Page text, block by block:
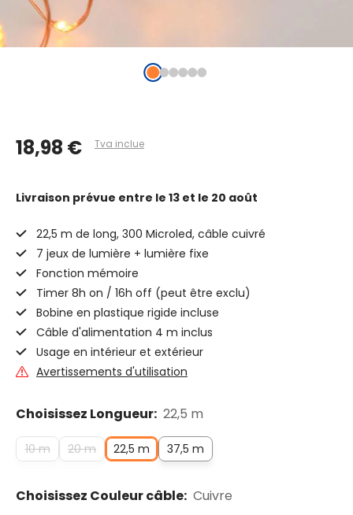
18,98 € Tva inclue
Livraison prévue entre le 13 et le 20 août
22,5 m de long, 300 Microled, câble cuivré
7 jeux de lumière + lumière fixe
Fonction mémoire
Timer 8h on / 16h off (peut être exclu)
Bobine en plastique rigide incluse
Câble d'alimentation 4 m inclus
Usage en intérieur et extérieur
Avertissements d'utilisation
Choisissez Longueur: 22,5 m
10 m 20 m 22,5 m 37,5 m
Choisissez Couleur câble: Cuivre